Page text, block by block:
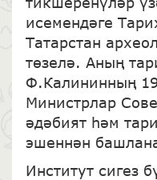
исемендәге
Татарстан
төзелә. Аның
Ф.Калининның
Министрлар
әдәбият һәм
эшеннән
Институт сигез